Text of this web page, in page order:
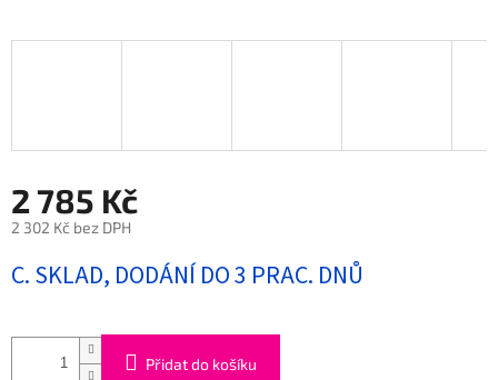
2 785 Kč
2 302 Kč bez DPH
cena:
C. SKLAD, DODÁNÍ DO 3 PRAC. DNŮ
Přidat do košíku